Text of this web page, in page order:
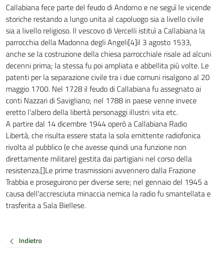
Callabiana fece parte del feudo di Andorno e ne seguì le vicende
storiche restando a lungo unita al capoluogo sia a livello civile
sia a livello religioso. Il vescovo di Vercelli istituì a Callabiana la
parrocchia della Madonna degli Angeli[4]il 3 agosto 1533,
anche se la costruzione della chiesa parrocchiale risale ad alcuni
decenni prima; la stessa fu poi ampliata e abbellita più volte. Le
patenti per la separazione civile tra i due comuni risalgono al 20
maggio 1700. Nel 1728 il feudo di Callabiana fu assegnato ai
conti Nazzari di Savigliano; nel 1788 in paese venne invece
eretto l'albero della libertà personaggi illustri: vita etc.
A partire dal 14 dicembre 1944 operò a Callabiana Radio
Libertà, che risulta essere stata la sola emittente radiofonica
rivolta al pubblico (e che avesse quindi una funzione non
direttamente militare) gestita dai partigiani nel corso della
resistenza.[]Le prime trasmissioni avvennero dalla Frazione
Trabbia e proseguirono per diverse sere; nel gennaio del 1945 a
causa dell'accresciuta minaccia nemica la radio fu smantellata e
trasferita a Sala Biellese.
Indietro